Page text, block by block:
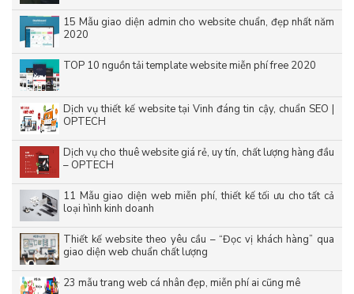
15 Mẫu giao diện admin cho website chuẩn, đẹp nhất năm
2020
TOP 10 nguồn tải template website miễn phí free 2020
Dịch vụ thiết kế website tại Vinh đáng tin cậy, chuẩn SEO |
OPTECH
Dịch vụ cho thuê website giá rẻ, uy tín, chất lượng hàng đầu
– OPTECH
11 Mẫu giao diện web miễn phí, thiết kế tối ưu cho tất cả
loại hình kinh doanh
Thiết kế website theo yêu cầu – “Đọc vị khách hàng” qua
giao diện web chuẩn chất lượng
23 mẫu trang web cá nhân đẹp, miễn phí ai cũng mê